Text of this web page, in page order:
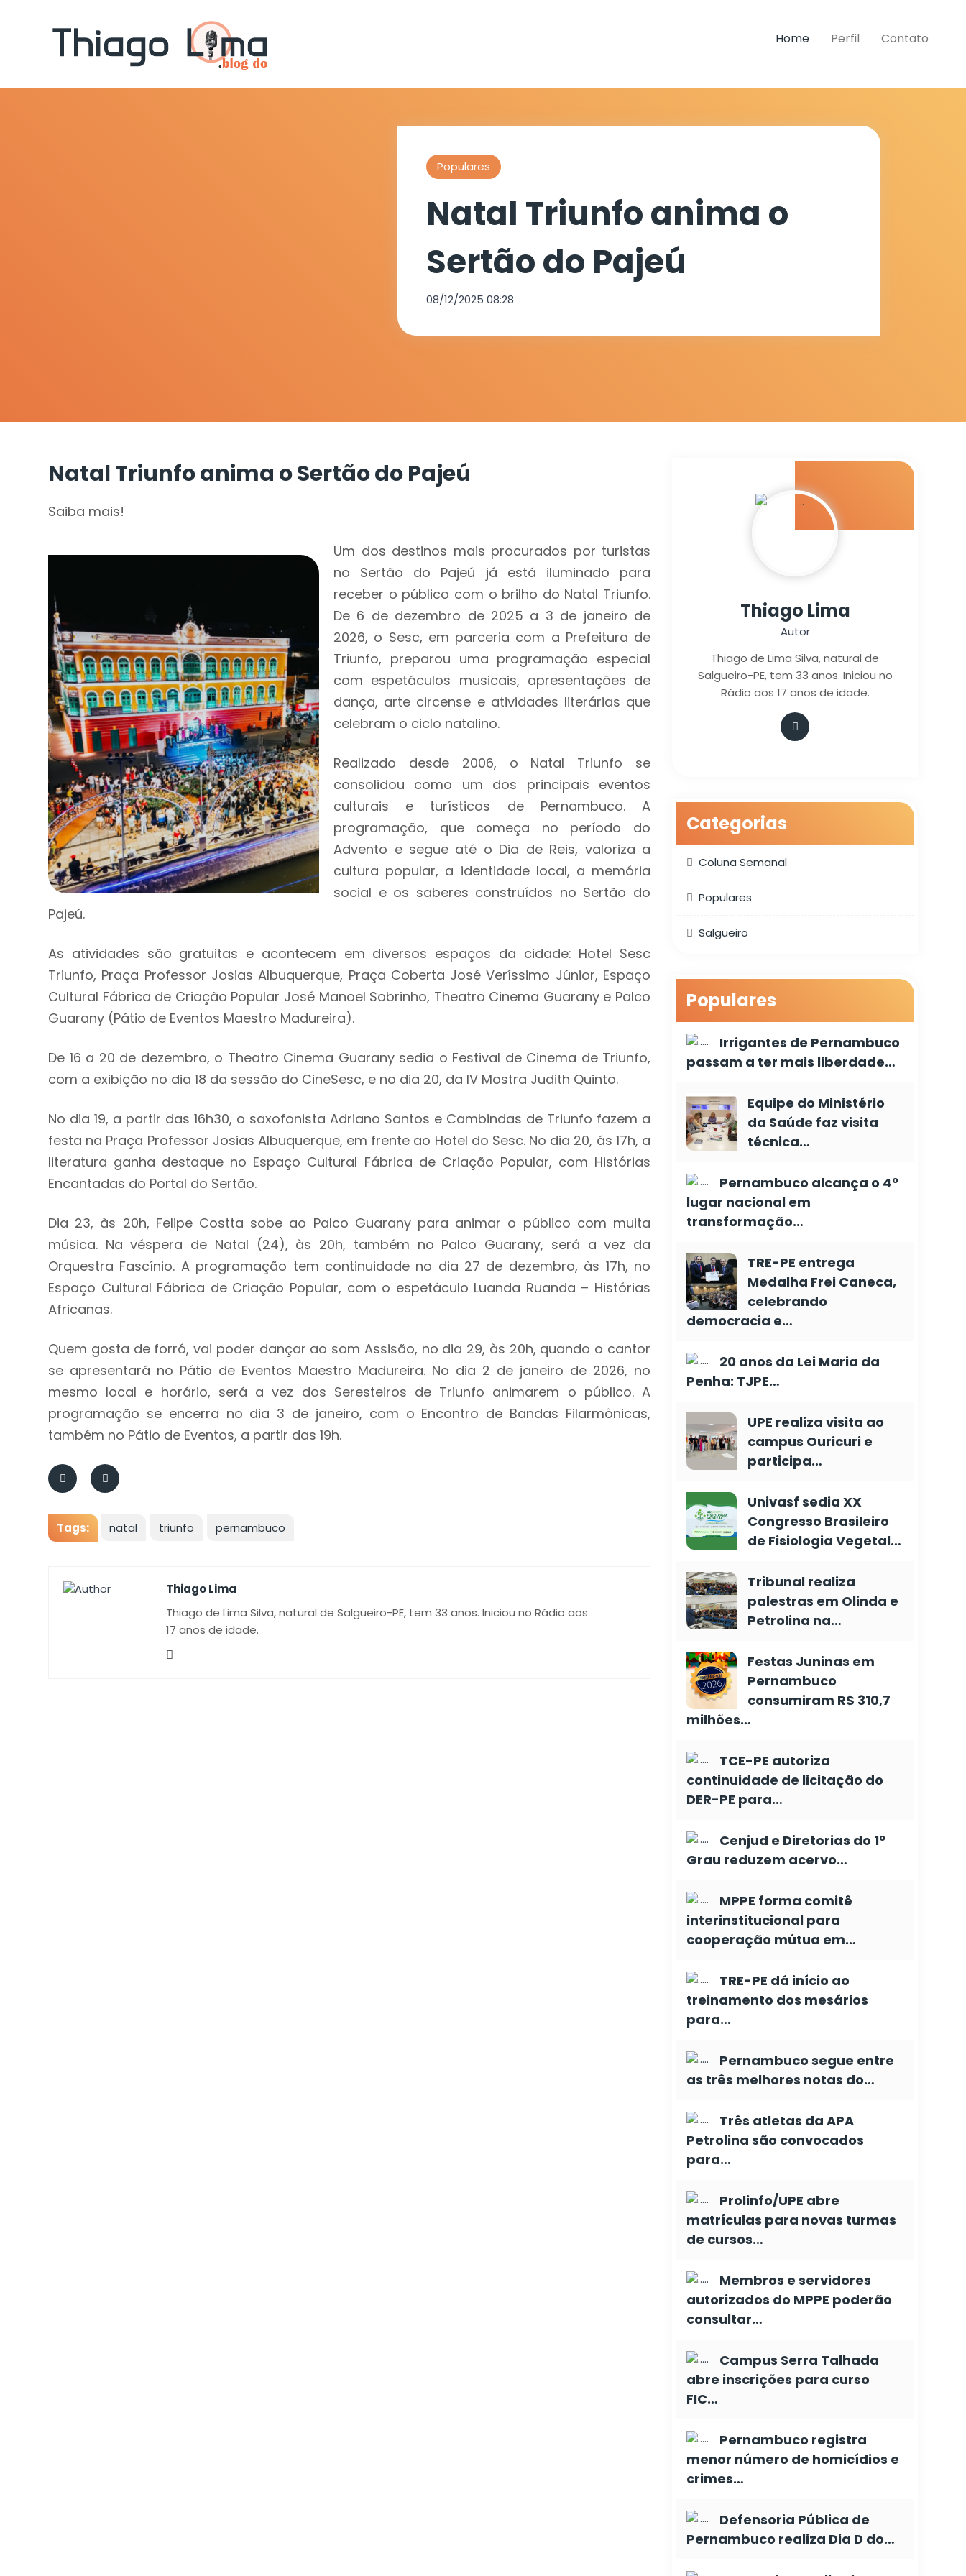
Home Perfil Contato
Populares
Natal Triunfo anima o
Sertão do Pajeú
08/12/2025 08:28
Natal Triunfo anima o Sertão do Pajeú
Saiba mais!
Um dos destinos mais procurados por turistas
no Sertão do Pajeú já está iluminado para
receber o público com o brilho do Natal Triunfo.
De 6 de dezembro de 2025 a 3 de janeiro de
2026, o Sesc, em parceria com a Prefeitura de
Triunfo, preparou uma programação especial
com espetáculos musicais, apresentações de
dança, arte circense e atividades literárias que
celebram o ciclo natalino.
Realizado desde 2006, o Natal Triunfo se
consolidou como um dos principais eventos
culturais e turísticos de Pernambuco. A
programação, que começa no período do
Advento e segue até o Dia de Reis, valoriza a
cultura popular, a identidade local, a memória
social e os saberes construídos no Sertão do
Pajeú.
As atividades são gratuitas e acontecem em diversos espaços da cidade: Hotel Sesc
Triunfo, Praça Professor Josias Albuquerque, Praça Coberta José Veríssimo Júnior, Espaço
Cultural Fábrica de Criação Popular José Manoel Sobrinho, Theatro Cinema Guarany e Palco
Guarany (Pátio de Eventos Maestro Madureira).
De 16 a 20 de dezembro, o Theatro Cinema Guarany sedia o Festival de Cinema de Triunfo,
com a exibição no dia 18 da sessão do CineSesc, e no dia 20, da IV Mostra Judith Quinto.
No dia 19, a partir das 16h30, o saxofonista Adriano Santos e Cambindas de Triunfo fazem a
festa na Praça Professor Josias Albuquerque, em frente ao Hotel do Sesc. No dia 20, ás 17h, a
literatura ganha destaque no Espaço Cultural Fábrica de Criação Popular, com Histórias
Encantadas do Portal do Sertão.
Dia 23, às 20h, Felipe Costta sobe ao Palco Guarany para animar o público com muita
música. Na véspera de Natal (24), às 20h, também no Palco Guarany, será a vez da
Orquestra Fascínio. A programação tem continuidade no dia 27 de dezembro, às 17h, no
Espaço Cultural Fábrica de Criação Popular, com o espetáculo Luanda Ruanda – Histórias
Africanas.
Quem gosta de forró, vai poder dançar ao som Assisão, no dia 29, às 20h, quando o cantor
se apresentará no Pátio de Eventos Maestro Madureira. No dia 2 de janeiro de 2026, no
mesmo local e horário, será a vez dos Seresteiros de Triunfo animarem o público. A
programação se encerra no dia 3 de janeiro, com o Encontro de Bandas Filarmônicas,
também no Pátio de Eventos, a partir das 19h.
Tags: natal triunfo pernambuco
Thiago Lima
Thiago de Lima Silva, natural de Salgueiro-PE, tem 33 anos. Iniciou no Rádio aos
17 anos de idade.
Thiago Lima
Autor
Thiago de Lima Silva, natural de
Salgueiro-PE, tem 33 anos. Iniciou no
Rádio aos 17 anos de idade.
Categorias
Coluna Semanal
Populares
Salgueiro
Populares
Irrigantes de Pernambuco
passam a ter mais liberdade…
Equipe do Ministério
da Saúde faz visita
técnica…
Pernambuco alcança o 4º
lugar nacional em
transformação…
TRE-PE entrega
Medalha Frei Caneca,
celebrando
democracia e…
20 anos da Lei Maria da
Penha: TJPE…
UPE realiza visita ao
campus Ouricuri e
participa…
Univasf sedia XX
Congresso Brasileiro
de Fisiologia Vegetal…
Tribunal realiza
palestras em Olinda e
Petrolina na…
Festas Juninas em
Pernambuco
consumiram R$ 310,7
milhões…
TCE-PE autoriza
continuidade de licitação do
DER-PE para…
Cenjud e Diretorias do 1º
Grau reduzem acervo…
MPPE forma comitê
interinstitucional para
cooperação mútua em…
TRE-PE dá início ao
treinamento dos mesários
para…
Pernambuco segue entre
as três melhores notas do…
Três atletas da APA
Petrolina são convocados
para…
Prolinfo/UPE abre
matrículas para novas turmas
de cursos…
Membros e servidores
autorizados do MPPE poderão
consultar…
Campus Serra Talhada
abre inscrições para curso
FIC…
Pernambuco registra
menor número de homicídios e
crimes…
Defensoria Pública de
Pernambuco realiza Dia D do…